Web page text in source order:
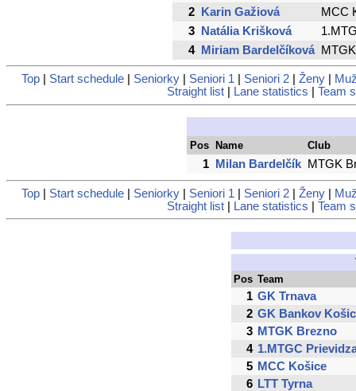
2
Karin Gažiová
MCC
3
Natália Krišková
4
Miriam Bardelčíková
Top| Start schedule| Seniorky| Seniori 1| Seniori 2| Ženy|
Straight list
Lane statistics Team
Pos Name Club
1 Milan Bardelčík MTGK
Top| Start schedule| Seniorky| Seniori 1 Seniori 2| Ženy|
Straight list
Lane statistics Team
Pos Team
1 GK Trnava
2 GK Bankov
3 MTGK Brezno
4 1.MTGC
5 MCC Košice
6 LTT Tyrna